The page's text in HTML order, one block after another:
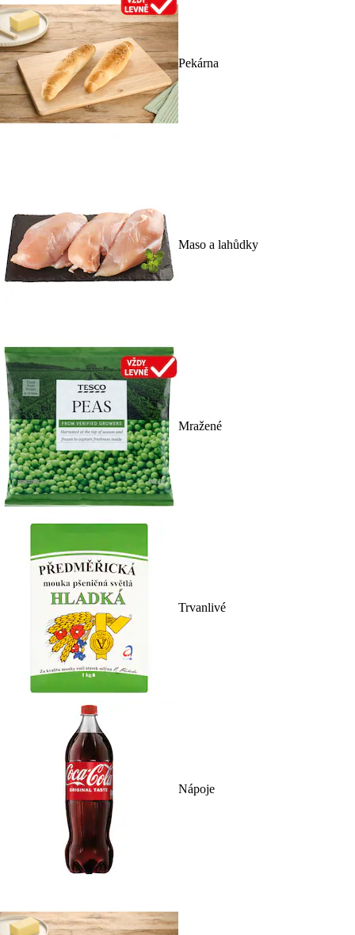
Pekárna
Maso a lahůdky
Mražené
Trvanlivé
Nápoje